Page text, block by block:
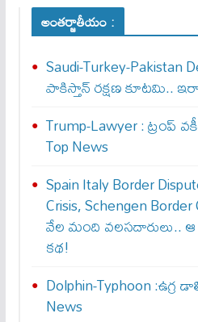
అంతర్జాతీయం :
Saudi-Turkey-Pakistan
పాకిస్తాన్ రక్షణ కూటమి..
Trump-Lawyer : ట్రంప్
Top News
Spain Italy Border
Crisis, Schengen
వేల మంది వలసదారులు..
కథ!
Dolphin-Typhoon :ఉగ్ర
News